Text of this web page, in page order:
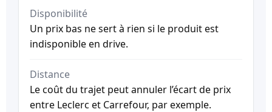
Disponibilité
Un prix bas ne sert à rien si le produit est
indisponible en drive.
Distance
Le coût du trajet peut annuler l’écart de prix
entre Leclerc et Carrefour, par exemple.